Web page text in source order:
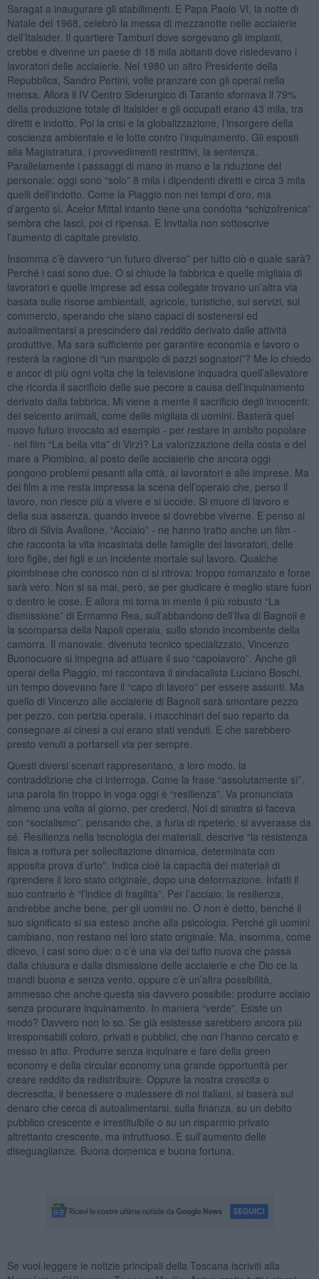
Saragat a inaugurare gli stabilimenti. E Papa Paolo VI, la notte di
Natale del 1968, celebrò la messa di mezzanotte nelle acciaierie
dell’Italsider. Il quartiere Tamburi dove sorgevano gli impianti,
crebbe e divenne un paese di 18 mila abitanti dove risiedevano i
lavoratori delle acciaierie. Nel 1980 un altro Presidente della
Repubblica, Sandro Pertini, volle pranzare con gli operai nella
mensa. Allora il IV Centro Siderurgico di Taranto sfornava il 79%
della produzione totale di Italsider e gli occupati erano 43 mila, tra
diretti e indotto. Poi la crisi e la globalizzazione, l’insorgere della
coscienza ambientale e le lotte contro l’inquinamento. Gli esposti
alla Magistratura, i provvedimenti restrittivi, la sentenza.
Parallelamente i passaggi di mano in mano e la riduzione del
personale: oggi sono “solo” 8 mila i dipendenti diretti e circa 3 mila
quelli dell’indotto. Come la Piaggio non nei tempi d’oro, ma
d’argento sì. Acelor Mittal intanto tiene una condotta “schizofrenica”
sembra che lasci, poi ci ripensa. E Invitalia non sottoscrive
l’aumento di capitale previsto.
Insomma c’è davvero “un futuro diverso” per tutto ciò e quale sarà?
Perché i casi sono due. O si chiude la fabbrica e quelle migliaia di
lavoratori e quelle imprese ad essa collegate trovano un’altra via
basata sulle risorse ambientali, agricole, turistiche, sui servizi, sul
commercio, sperando che siano capaci di sostenersi ed
autoalimentarsi a prescindere dal reddito derivato dalle attività
produttive. Ma sarà sufficiente per garantire economia e lavoro o
resterà la ragione di “un manipolo di pazzi sognatori”? Me lo chiedo
e ancor di più ogni volta che la televisione inquadra quell’allevatore
che ricorda il sacrificio delle sue pecore a causa dell’inquinamento
derivato dalla fabbrica. Mi viene a mente il sacrificio degli innocenti:
dei seicento animali, come delle migliaia di uomini. Basterà quel
nuovo futuro invocato ad esempio - per restare in ambito popolare
- nel film “La bella vita” di Virzì? La valorizzazione della costa e del
mare a Piombino, al posto delle acciaierie che ancora oggi
pongono problemi pesanti alla città, ai lavoratori e alle imprese. Ma
del film a me resta impressa la scena dell’operaio che, perso il
lavoro, non riesce più a vivere e si uccide. Si muore di lavoro e
della sua assenza, quando invece si dovrebbe viverne. E penso al
libro di Silvia Avallone, “Acciaio” - ne hanno tratto anche un film -
che racconta la vita incasinata delle famiglie dei lavoratori, delle
loro figlie, dei figli e un incidente mortale sul lavoro. Qualche
piombinese che conosco non ci si ritrova: troppo romanzato e forse
sarà vero. Non si sa mai, però, se per giudicare è meglio stare fuori
o dentro le cose. E allora mi torna in mente il più robusto “La
dismissione” di Ermanno Rea, sull’abbandono dell’Ilva di Bagnoli e
la scomparsa della Napoli operaia, sullo sfondo incombente della
camorra. Il manovale, divenuto tecnico specializzato, Vincenzo
Buonocuore si impegna ad attuare il suo “capolavoro”. Anche gli
operai della Piaggio, mi raccontava il sindacalista Luciano Boschi,
un tempo dovevano fare il “capo di lavoro” per essere assunti. Ma
quello di Vincenzo alle acciaierie di Bagnoli sarà smontare pezzo
per pezzo, con perizia operaia, i macchinari del suo reparto da
consegnare ai cinesi a cui erano stati venduti. E che sarebbero
presto venuti a portarseli via per sempre.
Questi diversi scenari rappresentano, a loro modo, la
contraddizione che ci interroga. Come la frase “assolutamente sì”,
una parola fin troppo in voga oggi è “resilienza”. Va pronunciata
almeno una volta al giorno, per crederci. Noi di sinistra si faceva
con “socialismo”, pensando che, a furia di ripeterlo, si avverasse da
sé. Resilienza nella tecnologia dei materiali, descrive “la resistenza
fisica a rottura per sollecitazione dinamica, determinata con
apposita prova d’urto”. Indica cioè la capacità dei materiali di
riprendere il loro stato originale, dopo una deformazione. Infatti il
suo contrario è “l’indice di fragilità”. Per l’acciaio, la resilienza,
andrebbe anche bene, per gli uomini no. O non è detto, benché il
suo significato si sia esteso anche alla psicologia. Perché gli uomini
cambiano, non restano nel loro stato originale. Ma, insomma, come
dicevo, i casi sono due: o c’è una via del tutto nuova che passa
dalla chiusura e dalla dismissione delle acciaierie e che Dio ce la
mandi buona e senza vento, oppure c’è un’altra possibilità,
ammesso che anche questa sia davvero possibile: produrre acciaio
senza procurare inquinamento. In maniera “verde”. Esiste un
modo? Davvero non lo so. Se già esistesse sarebbero ancora più
irresponsabili coloro, privati e pubblici, che non l’hanno cercato e
messo in atto. Produrre senza inquinare e fare della green
economy e della circular economy una grande opportunità per
creare reddito da redistribuire. Oppure la nostra crescita o
decrescita, il benessere o malessere di noi italiani, si baserà sul
denaro che cerca di autoalimentarsi, sulla finanza, su un debito
pubblico crescente e irrestituibile o su un risparmio privato
altrettanto crescente, ma infruttuoso. E sull’aumento delle
diseguaglianze. Buona domenica e buona fortuna.
Se vuoi leggere le notizie principali della Toscana iscriviti alla